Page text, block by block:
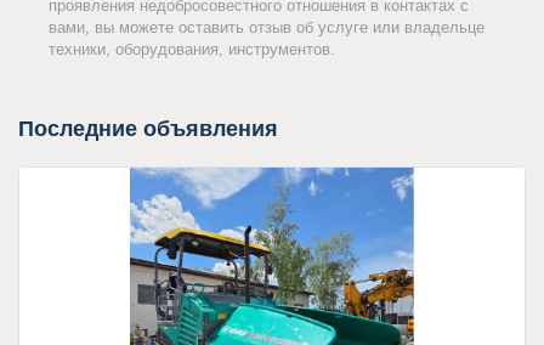
проявления недобросовестного отношения в контактах с
вами, вы можете оставить отзыв об услуге или владельце
техники, оборудования, инструментов.
Последние объявления